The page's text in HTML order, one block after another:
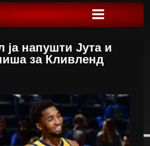
ја напушти Јута и
за Кливленд